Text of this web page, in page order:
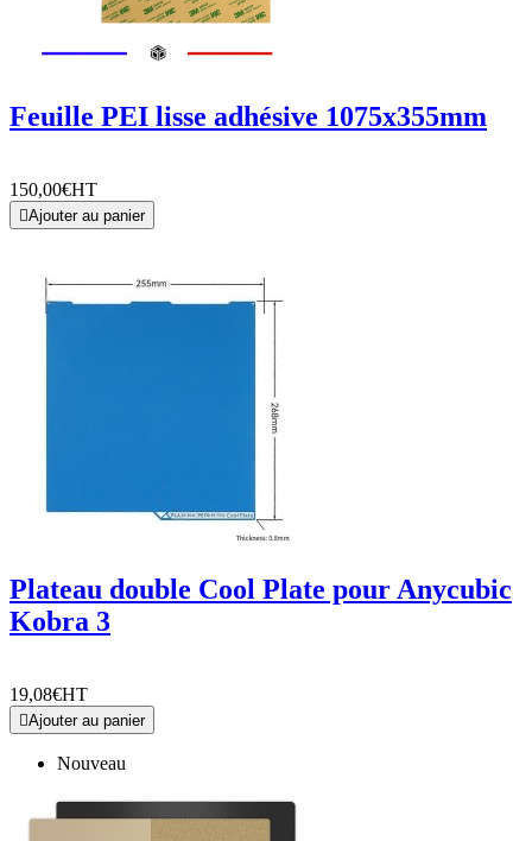
Feuille PEI lisse adhésive 1075x355mm
150,00€HT
Ajouter au panier
Plateau double Cool Plate pour Anycubic
Kobra 3
19,08€HT
Ajouter au panier
Nouveau